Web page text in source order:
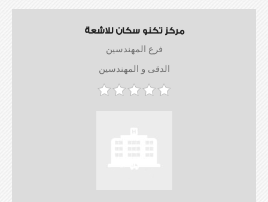
مركز تكنو سكان للاشعة
فرع المهندسين
الدقى و المهندسين